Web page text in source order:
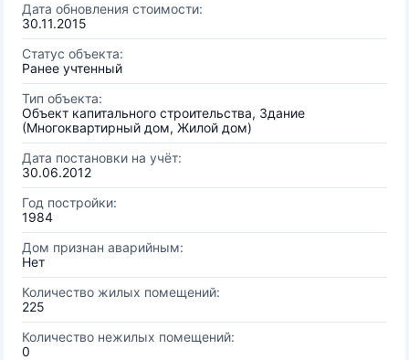
Дата обновления стоимости:
30.11.2015
Статус объекта:
Ранее учтенный
Тип объекта:
Объект капитального строительства, Здание
(Многоквартирный дом, Жилой дом)
Дата постановки на учёт:
30.06.2012
Год постройки:
1984
Дом признан аварийным:
Нет
Количество жилых помещений:
225
Количество нежилых помещений:
0